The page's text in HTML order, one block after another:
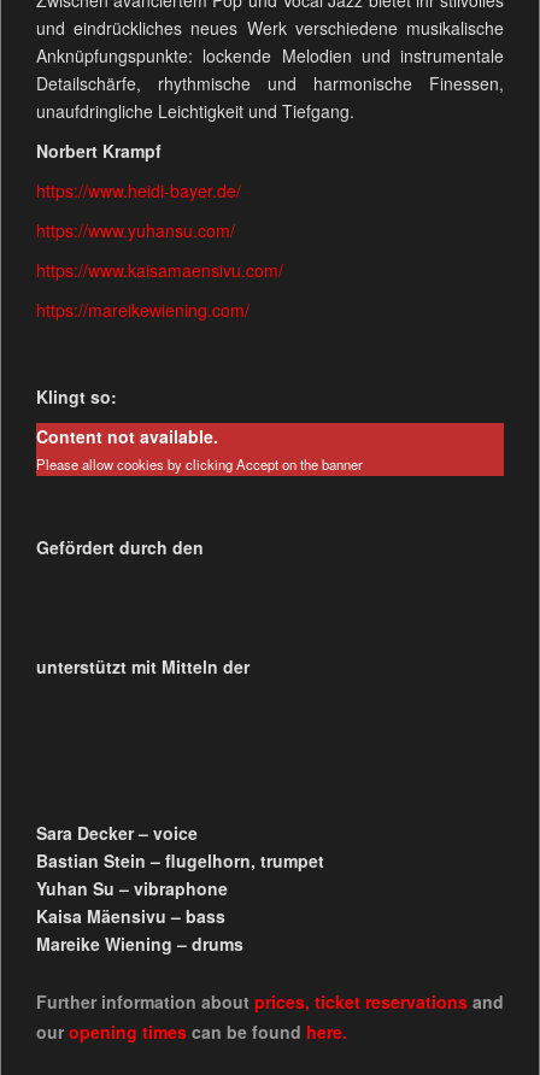
und eindrückliches neues Werk verschiedene musikalische
Anknüpfungspunkte: lockende Melodien und instrumentale
Detailschärfe, rhythmische und harmonische Finessen,
unaufdringliche Leichtigkeit und Tiefgang.
Norbert Krampf
https://www.heidi-bayer.de/
https://www.yuhansu.com/
https://www.kaisamaensivu.com/
https://mareikewiening.com/
Klingt so:
Content not available.
Please allow cookies by clicking Accept on the banner
Gefördert durch den
unterstützt mit Mitteln der
Sara Decker – voice
Bastian Stein – flugelhorn, trumpet
Yuhan Su – vibraphone
Kaisa Mäensivu – bass
Mareike Wiening – drums
Further information about prices,ticket reservations and
our opening timescan be found here.